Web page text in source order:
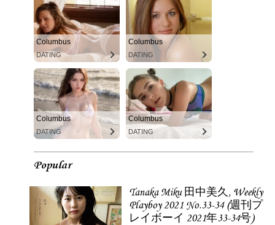
Columbus
DATING
Columbus
DATING
Columbus
DATING
Columbus
DATING
Popular
Tanaka Miku 田中美久, Weekly
Playboy 2021 No.33-34 (週刊プ
レイボーイ 2021年33-34号)